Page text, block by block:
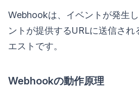
Webhookは、イベントが発生
ントが提供するURLに送信さ
エストです。
Webhookの動作原理